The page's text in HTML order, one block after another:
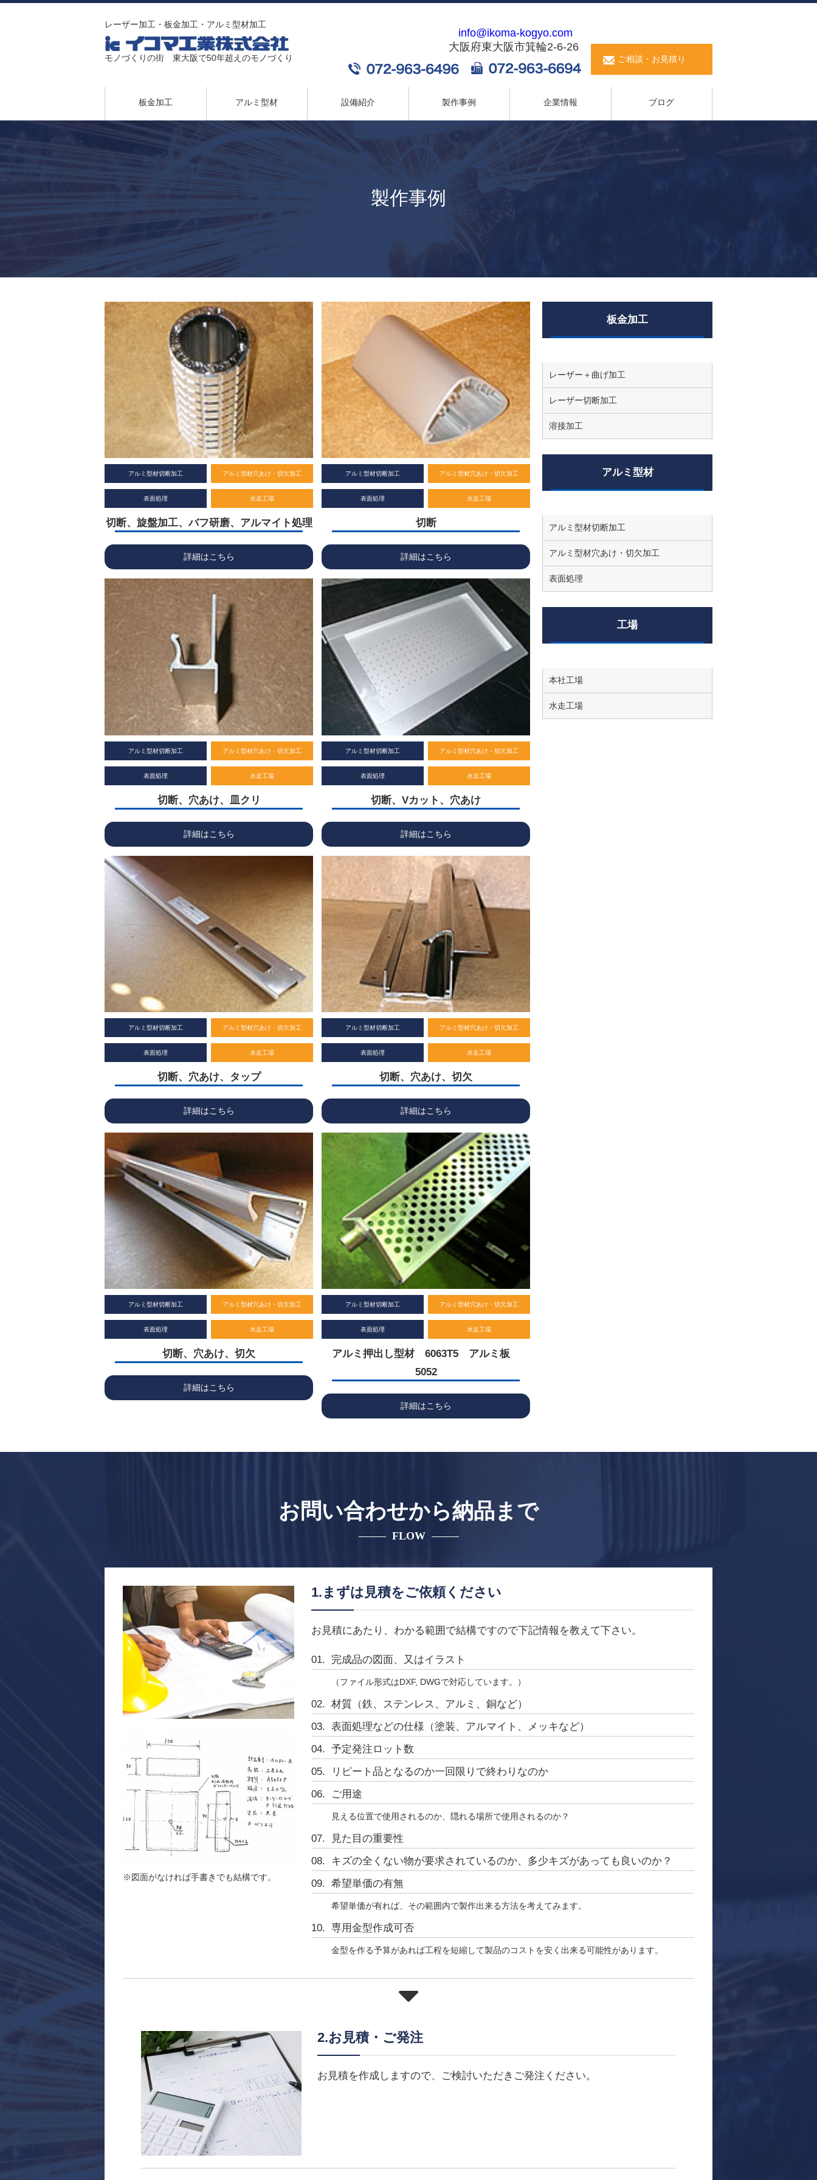
レーザー加工・板金加工・アルミ型材加工
モノづくりの街 東大阪で50年超えのモノづくり
info@ikoma-kogyo.com
大阪府東大阪市箕輪2-6-26
ご相談・お見積り
板金加工 アルミ型材 設備紹介 製作事例 企業情報 ブログ
製作事例
アルミ型材切断加工 アルミ型材穴あけ・切欠加工
表面処理 水走工場
切断、旋盤加工、バフ研磨、アルマイト処理
詳細はこちら
アルミ型材切断加工 アルミ型材穴あけ・切欠加工
表面処理 水走工場
切断
詳細はこちら
アルミ型材切断加工 アルミ型材穴あけ・切欠加工
表面処理 水走工場
切断、穴あけ、皿クリ
詳細はこちら
アルミ型材切断加工 アルミ型材穴あけ・切欠加工
表面処理 水走工場
切断、Vカット、穴あけ
詳細はこちら
アルミ型材切断加工 アルミ型材穴あけ・切欠加工
表面処理 水走工場
切断、穴あけ、タップ
詳細はこちら
アルミ型材切断加工 アルミ型材穴あけ・切欠加工
表面処理 水走工場
切断、穴あけ、切欠
詳細はこちら
アルミ型材切断加工 アルミ型材穴あけ・切欠加工
表面処理 水走工場
切断、穴あけ、切欠
詳細はこちら
アルミ型材切断加工 アルミ型材穴あけ・切欠加工
表面処理 水走工場
アルミ押出し型材 6063T5 アルミ板
5052
詳細はこちら
板金加工
レーザー＋曲げ加工
レーザー切断加工
溶接加工
アルミ型材
アルミ型材切断加工
アルミ型材穴あけ・切欠加工
表面処理
工場
本社工場
水走工場
お問い合わせから納品まで
FLOW
※図面がなければ手書きでも結構です。
1.まずは見積をご依頼ください
お見積にあたり、わかる範囲で結構ですので下記情報を教えて下さい。
完成品の図面、又はイラスト
（ファイル形式はDXF, DWGで対応しています。）
材質（鉄、ステンレス、アルミ、銅など）
表面処理などの仕様（塗装、アルマイト、メッキなど）
予定発注ロット数
リピート品となるのか一回限りで終わりなのか
ご用途
見える位置で使用されるのか、隠れる場所で使用されるのか？
見た目の重要性
キズの全くない物が要求されているのか、多少キズがあっても良いのか？
希望単価の有無
希望単価が有れば、その範囲内で製作出来る方法を考えてみます。
専用金型作成可否
金型を作る予算があれば工程を短縮して製品のコストを安く出来る可能性があります。
2.お見積・ご発注
お見積を作成しますので、ご検討いただきご発注ください。